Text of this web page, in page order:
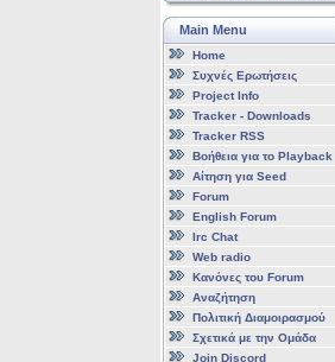
Main Menu
Home
Συχνές Ερωτήσεις
Project Info
Tracker - Downloads
Tracker RSS
Βοήθεια για το Playback
Αίτηση για Seed
Forum
English Forum
Irc Chat
Web radio
Κανόνες του Forum
Αναζήτηση
Πολιτική Διαμοιρασμού
Σχετικά με την Ομάδα
Join Discord